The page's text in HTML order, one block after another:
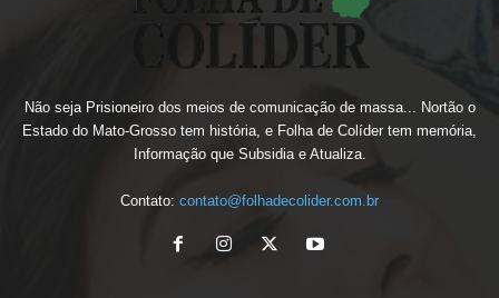
Não seja Prisioneiro dos meios de comunicação de massa... Nortão o
Estado do Mato-Grosso tem história, e Folha de Colíder tem memória,
Informação que Subsidia e Atualiza.
Contato: contato@folhadecolider.com.br